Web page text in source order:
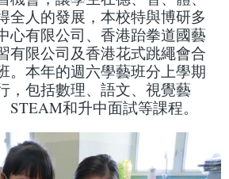
全人的發展，本校特與博研多
心有限公司、香港跆拳道國藝
有限公司及香港花式跳繩會合
。本年的週六學藝班分上學期
，包括數理、語文、視覺藝
STEAM和升中面試等課程。